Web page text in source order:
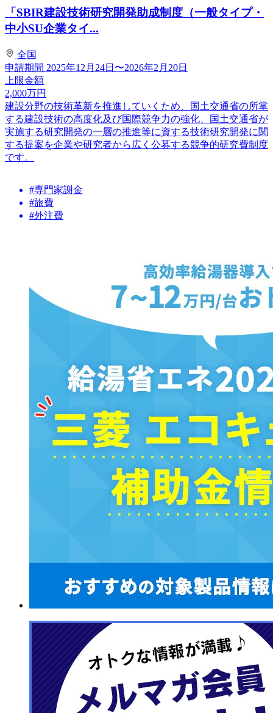
「SBIR建設技術研究開発助成制度（一般タイプ・
中小SU企業タイ...
全国
申請期間 2025年12月24日〜2026年2月20日
上限金額
2,000万円
建設分野の技術革新を推進していくため、国土交通省の所掌
する建設技術の高度化及び国際競争力の強化、国土交通省が
実施する研究開発の一層の推進等に資する技術研究開発に関
する提案を企業や研究者から広く公募する競争的研究費制度
です。
#専門家謝金
#旅費
#外注費